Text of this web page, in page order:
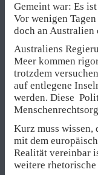
Gemeint war: Es
Vor wenigen
doch an Australien
Australiens
Meer kommen
trotzdem
auf entlegene
werden. Diese
Kurz muss wissen,
mit dem
Realität vereinbar
weitere